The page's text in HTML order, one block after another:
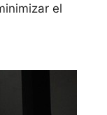
el